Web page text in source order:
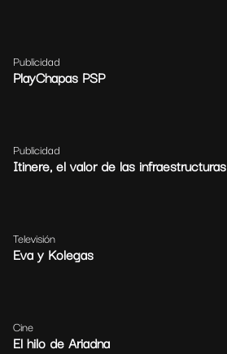
Publicidad
PlayChapas PSP
Publicidad
Itinere, el valor de las infraestructuras
Televisión
Eva y Kolegas
Cine
El hilo de Ariadna